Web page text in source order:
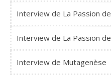
Interview de La Passion
Interview de La Passion
Interview de Mutagenèse